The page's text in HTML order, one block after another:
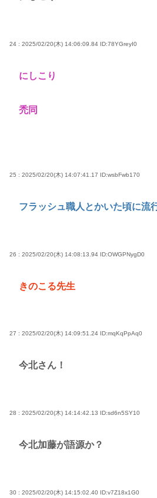
24 : 2025/02/20(木) 14:06:09.84 ID:78YGreyI0
にしこり
禿同
25 : 2025/02/20(木) 14:07:41.17 ID:wsbFwb170
フラッシュ職人とかいた頃に流
26 : 2025/02/20(木) 14:08:13.94 ID:OWGPNygD0
きのこる先生
27 : 2025/02/20(木) 14:09:51.24 ID:mqKqPpAq0
今北さん！
28 : 2025/02/20(木) 14:14:42.13 ID:sd6n5SY10
今北加藤が語源か？
30 : 2025/02/20(木) 14:15:02.40 ID:v7Z18x1G0